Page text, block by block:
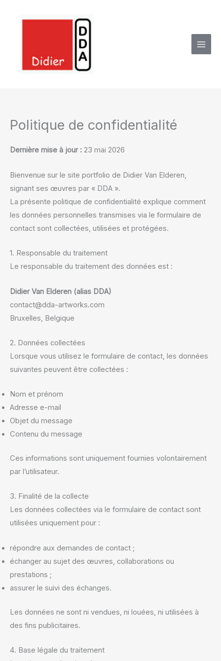
Politique de confidentialité
Dernière mise à jour : 23 mai 2026
Bienvenue sur le site portfolio de Didier Van Elderen,
signant ses œuvres par « DDA ».
La présente politique de confidentialité explique comment
les données personnelles transmises via le formulaire de
contact sont collectées, utilisées et protégées.
1. Responsable du traitement
Le responsable du traitement des données est :
Didier Van Elderen (alias DDA)
contact@dda-artworks.com
Bruxelles, Belgique
2. Données collectées
Lorsque vous utilisez le formulaire de contact, les données
suivantes peuvent être collectées :
Nom et prénom
Adresse e-mail
Objet du message
Contenu du message
Ces informations sont uniquement fournies volontairement
par l’utilisateur.
3. Finalité de la collecte
Les données collectées via le formulaire de contact sont
utilisées uniquement pour :
répondre aux demandes de contact ;
échanger au sujet des œuvres, collaborations ou
prestations ;
assurer le suivi des échanges.
Les données ne sont ni vendues, ni louées, ni utilisées à
des fins publicitaires.
4. Base légale du traitement